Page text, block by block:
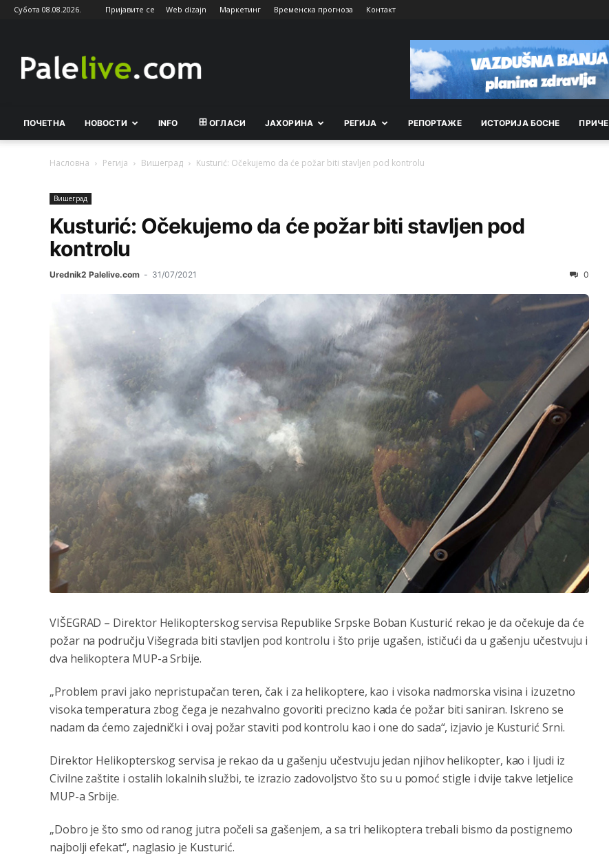
Субота 08.08.2026. Пријавите се Web dizajn Маркетинг Временска прогноза Контакт
ПОЧЕТНА НОВОСТИ INFO ОГЛАСИ ЈАХОРИНА РEГИЈА РEПОРТАЖE ИСТОРИЈА БОСНЕ ПРИЧЕ
Насловна Регија Вишeград Kusturić: Očekujemo da će požar biti stavljen pod kontrolu
Вишeград
Kusturić: Očekujemo da će požar biti stavljen pod
kontrolu
Urednik2 Palelive.com - 31/07/2021 0
VIŠEGRAD – Direktor Helikopterskog servisa Republike Srpske Boban Kusturić rekao je da očekuje da će
požar na području Višegrada biti stavljen pod kontrolu i što prije ugašen, ističući da u gašenju učestvuju i
dva helikoptera MUP-a Srbije.
„Problem pravi jako nepristupačan teren, čak i za helikoptere, kao i visoka nadmorska visina i izuzetno
visoka temperatura zbog čega je nezahvalno govoriti precizno kada će požar biti saniran. Iskreno se
nadam da ćemo zajednički i ovaj požar staviti pod kontrolu kao i one do sada“, izjavio je Kusturić Srni.
Direktor Helikopterskog servisa je rekao da u gašenju učestvuju jedan njihov helikopter, kao i ljudi iz
Civilne zaštite i ostalih lokalnih službi, te izrazio zadovoljstvo što su u pomoć stigle i dvije takve letjelice
MUP-a Srbije.
„Dobro je što smo od ranog jutra počeli sa gašenjem, a sa tri helikoptera trebali bismo da postignemo
najbolji efekat“, naglasio je Kusturić.